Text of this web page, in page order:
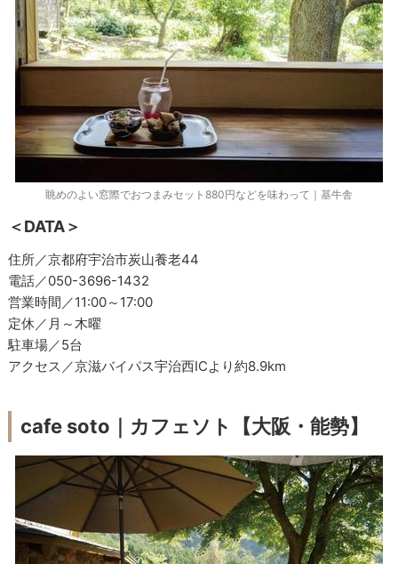
眺めのよい窓際でおつまみセット880円などを味わって｜基牛舎
＜DATA＞
住所／京都府宇治市炭山養老44
電話／050-3696-1432
営業時間／11:00～17:00
定休／月～木曜
駐車場／5台
アクセス／京滋バイパス宇治西ICより約8.9km
cafe soto｜カフェソト【大阪・能勢】